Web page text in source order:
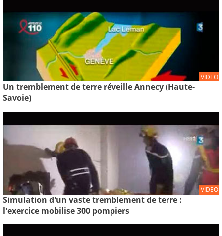
VIDEO
Un tremblement de terre réveille Annecy (Haute-
Savoie)
VIDEO
Simulation d'un vaste tremblement de terre :
l'exercice mobilise 300 pompiers